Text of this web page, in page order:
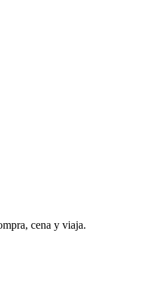
cena y viaja.